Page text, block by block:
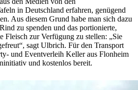
in Deutschland er­fahren, genügend
Aus diesem Grund habe man sich dazu
zu spenden und das portio­nierte,
Fleisch zur Verfügung zu stellen: „Sie
sagt Ul­brich. Für den Transport
und Eventverleih Keller aus Flon­heim
und kostenlos bereit.